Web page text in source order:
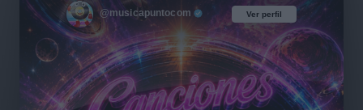
Ver perfil
@musicapuntocom Ver perfil